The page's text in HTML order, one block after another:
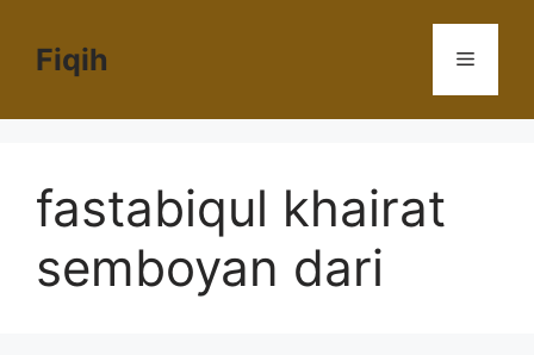
Fiqih Menu
fastabiqul khairat
semboyan dari